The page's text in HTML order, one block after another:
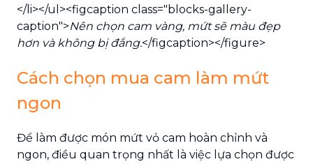
</li></ul><figcaption class="blocks-gallery-
caption">Nên chọn cam vàng, mứt sẽ màu đẹp
hơn và không bị đắng.</figcaption></figure>
Cách chọn mua cam làm mứt
ngon
Để làm được món mứt vỏ cam hoàn chỉnh và
ngon, điều quan trọng nhất là việc lựa chọn được